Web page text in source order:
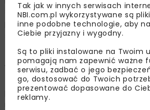
szklaną fasadę. Na elewacji pojawiły
podświetlane szyldy z napisem
strony miasta i z nazwą
także zegary. Budynek zyskał
We wnętrzu na pasażerów czeka
zaaranżowany hol oraz poczekalnia
przestrzenie urządzono nowocześnie
modnych odcieniach bieli i szarości.
Tak jak w innych serwisach
NBI.com.pl wykorzystywane są
inne podobne technologie, aby
Ciebie przyjazny i wygodny.
Są to pliki instalowane na Twoim
pomagają nam zapewnić ważne
serwisu, zadbać o jego
go, dostosować do Twoich
prezentować dopasowane do
reklamy.